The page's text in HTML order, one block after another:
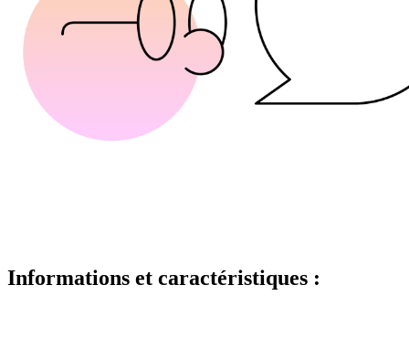
Informations et caractéristiques :